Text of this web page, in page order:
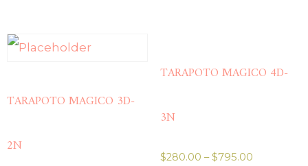
TARAPOTO MAGICO 3D-
2N
TARAPOTO MAGICO 4D-
3N
$280.00 –$795.00